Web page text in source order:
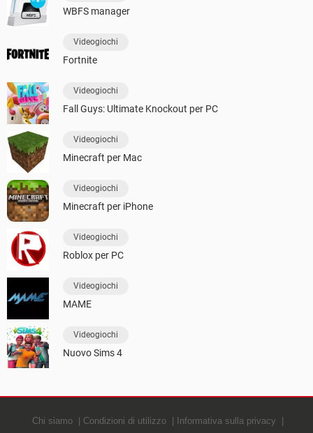
WBFS manager
Videogiochi
Fortnite
Videogiochi
Fall Guys: Ultimate Knockout per PC
Videogiochi
Minecraft per Mac
Videogiochi
Minecraft per iPhone
Videogiochi
Roblox per PC
Videogiochi
MAME
Videogiochi
Nuovo Sims 4
Chi siamo Condizioni di utilizzo Informativa sulla privacy